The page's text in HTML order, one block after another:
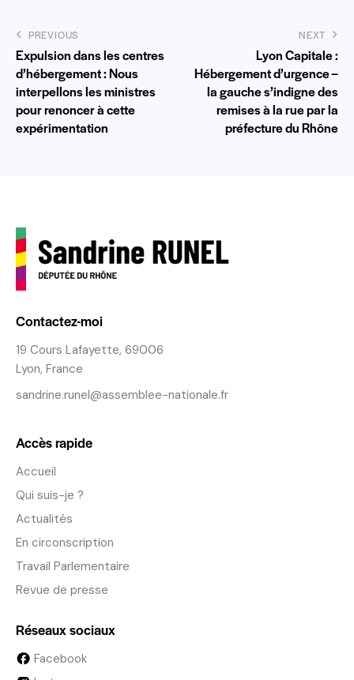
PREVIOUS
Expulsion dans les centres
d’hébergement : Nous
interpellons les ministres
pour renoncer à cette
expérimentation
NEXT
Lyon Capitale :
Hébergement d’urgence –
la gauche s’indigne des
remises à la rue par la
préfecture du Rhône
Contactez-moi
19 Cours Lafayette, 69006
Lyon, France
sandrine.runel@assemblee-nationale.fr
Accès rapide
Accueil
Qui suis-je ?
Actualités
En circonscription
Travail Parlementaire
Revue de presse
Réseaux sociaux
Facebook